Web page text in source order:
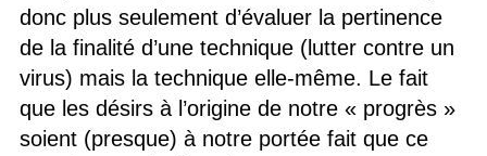
donc plus seulement d’évaluer la pertinence
de la finalité d’une technique (lutter contre un
virus) mais la technique elle-même. Le fait
que les désirs à l’origine de notre « progrès »
soient (presque) à notre portée fait que ce